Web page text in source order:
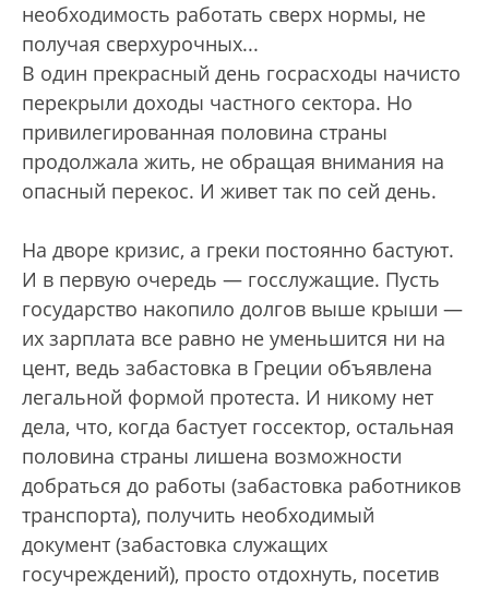
необходимость работать сверх нормы, не
получая сверхурочных...
В один прекрасный день госрасходы начисто
перекрыли доходы частного сектора. Но
привилегированная половина страны
продолжала жить, не обращая внимания на
опасный перекос. И живет так по сей день.
На дворе кризис, а греки постоянно бастуют.
И в первую очередь — госслужащие. Пусть
государство накопило долгов выше крыши —
их зарплата все равно не уменьшится ни на
цент, ведь забастовка в Греции объявлена
легальной формой протеста. И никому нет
дела, что, когда бастует госсектор, остальная
половина страны лишена возможности
добраться до работы (забастовка работников
транспорта), получить необходимый
документ (забастовка служащих
госучреждений), просто отдохнуть, посетив